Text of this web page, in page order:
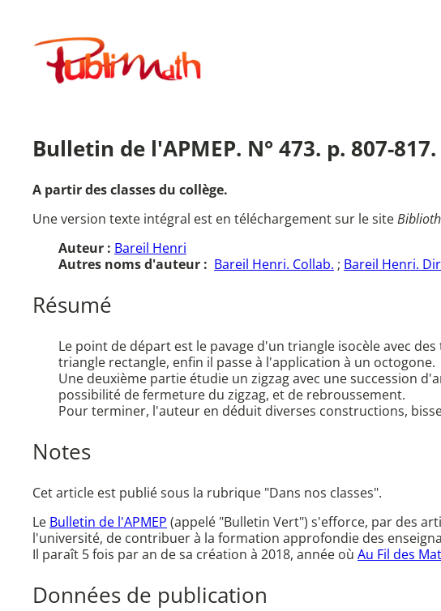
contenuPublimath
Bulletin de l'APMEP. N° 473. p. 807-
A partir des classes du collège.
Une version texte intégral est en téléchargement sur le site
Auteur : Bareil Henri
Autres noms d'auteur : Bareil Henri. Collab. ; Bareil Henri.
Résumé
Le point de départ est le pavage d'un triangle isocèle avec
triangle rectangle, enfin il passe à l'application à un octogone.
Une deuxième partie étudie un zigzag avec une succession
possibilité de fermeture du zigzag, et de rebroussement.
Pour terminer, l'auteur en déduit diverses constructions,
Notes
Cet article est publié sous la rubrique "Dans nos classes".
Le Bulletin de l'APMEP (appelé "Bulletin Vert") s'efforce, par des
l'université, de contribuer à la formation approfondie des
Il paraît 5 fois par an de sa création à 2018, année où Au Fil des
Données de publication